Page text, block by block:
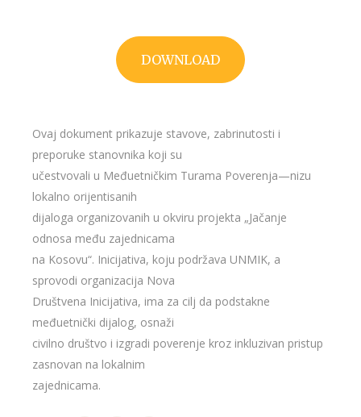
DOWNLOAD
Ovaj dokument prikazuje stavove, zabrinutosti i
preporuke stanovnika koji su
učestvovali u Međuetničkim Turama Poverenja—nizu
lokalno orijentisanih
dijaloga organizovanih u okviru projekta „Jačanje
odnosa među zajednicama
na Kosovu“. Inicijativa, koju podržava UNMIK, a
sprovodi organizacija Nova
Društvena Inicijativa, ima za cilj da podstakne
međuetnički dijalog, osnaži
civilno društvo i izgradi poverenje kroz inkluzivan pristup
zasnovan na lokalnim
zajednicama.